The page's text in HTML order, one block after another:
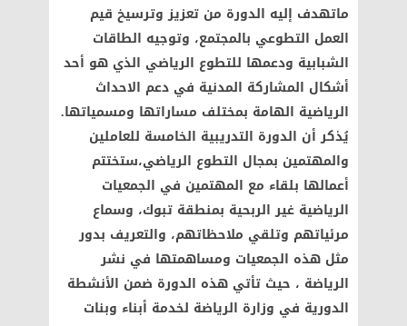
ماتهدف إليه الدورة من تعزيز وترسيخ قيم
العمل التطوعي بالمجتمع، وتوجيه الطاقات
الشبابية ودعمها للتطوع الرياضي الذي هو أحد
أشكال المشاركة المدنية في دعم الاحداث
الرياضية الهامة بمختلف مساراتها ومسمياتها.
يُذكر أن الدورة التدريبية الخامسة للعاملين
والمهتمين بمجال التطوع الرياضي،ستختتم
أعمالها بلقاء مع المهتمين في الجمعيات
الرياضية غير الربحية بمنطقة تبوك، وسماع
مرئياتهم وتلقي ملاحظاتهم، والتعريف بدور
مثل هذه الجمعيات ومساهمتها في نشر
الرياضة ، حيث تأتي هذه الدورة ضمن الأنشطة
الدورية في وزارة الرياضة لخدمة أبناء وبنات